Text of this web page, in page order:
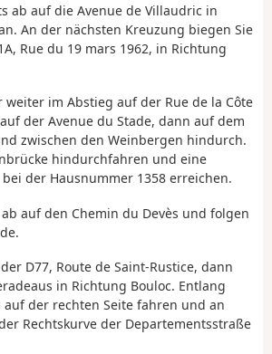
ab auf die Avenue de Villaudric in
An der nächsten Kreuzung biegen Sie
Rue du 19 mars 1962, in Richtung
weiter im Abstieg auf der Rue de la Côte
der Avenue du Stade, dann auf dem
zwischen den Weinbergen hindurch.
hindurchfahren und eine
der Hausnummer 1358 erreichen.
auf den Chemin du Devès und folgen
D77, Route de Saint-Rustice, dann
in Richtung Bouloc. Entlang
auf der rechten Seite fahren und an
Rechtskurve der Departementsstraße